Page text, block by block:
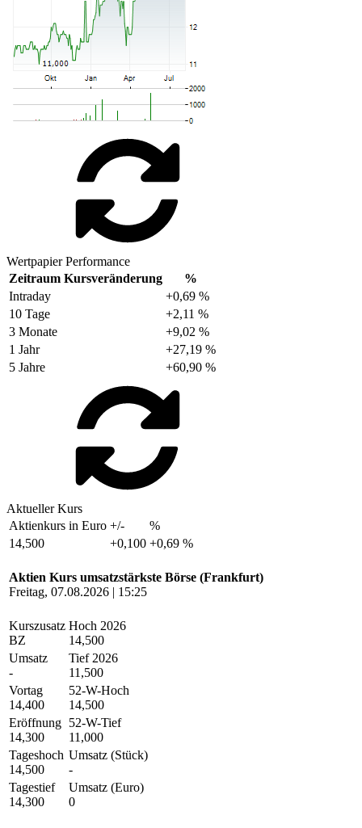
Wertpapier Performance
Zeitraum Kursveränderung
%
Intraday
+0,69 %
10 Tage
+2,11 %
3 Monate
+9,02 %
1 Jahr
+27,19 %
5 Jahre
+60,90 %
Aktueller Kurs
Aktienkurs in Euro +/-
%
14,500
+0,100 +0,69 %
Aktien Kurs umsatzstärkste Börse (Frankfurt)
Freitag, 07.08.2026 | 15:25
Kurszusatz
BZ
Hoch 2026
14,500
Umsatz
-
Tief 2026
11,500
Vortag
14,400
52-W-Hoch
14,500
Eröffnung
14,300
52-W-Tief
11,000
Tageshoch
14,500
Umsatz (Stück)
-
Tagestief
14,300
Umsatz (Euro)
0